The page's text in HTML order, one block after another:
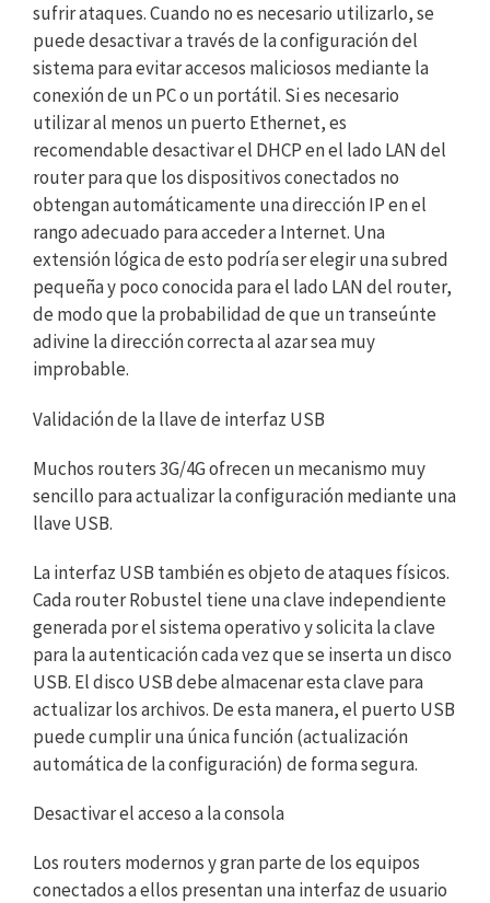
sufrir ataques. Cuando no es necesario utilizarlo, se
puede desactivar a través de la configuración del
sistema para evitar accesos maliciosos mediante la
conexión de un PC o un portátil. Si es necesario
utilizar al menos un puerto Ethernet, es
recomendable desactivar el DHCP en el lado LAN del
router para que los dispositivos conectados no
obtengan automáticamente una dirección IP en el
rango adecuado para acceder a Internet. Una
extensión lógica de esto podría ser elegir una subred
pequeña y poco conocida para el lado LAN del router,
de modo que la probabilidad de que un transeúnte
adivine la dirección correcta al azar sea muy
improbable.
Validación de la llave de interfaz USB
Muchos routers 3G/4G ofrecen un mecanismo muy
sencillo para actualizar la configuración mediante una
llave USB.
La interfaz USB también es objeto de ataques físicos.
Cada router Robustel tiene una clave independiente
generada por el sistema operativo y solicita la clave
para la autenticación cada vez que se inserta un disco
USB. El disco USB debe almacenar esta clave para
actualizar los archivos. De esta manera, el puerto USB
puede cumplir una única función (actualización
automática de la configuración) de forma segura.
Desactivar el acceso a la consola
Los routers modernos y gran parte de los equipos
conectados a ellos presentan una interfaz de usuario